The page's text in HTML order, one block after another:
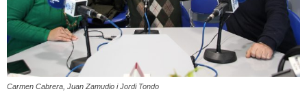
Carmen Cabrera, Juan Zamudio i Jordi Tondo